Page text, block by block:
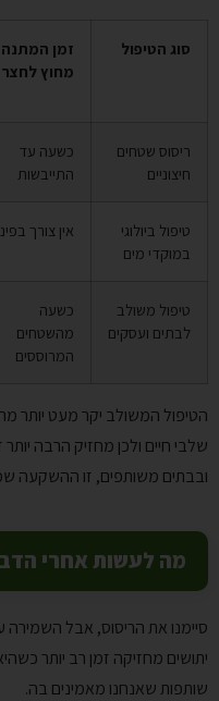
סוג הטיפול
זמן המתנה
מחוץ לחצר
ריסוס שטחים
חיצוניים
כשעה עד
התייבשות
טיפול ביולוגי
במוקדי מים
אין צורך
טיפול משולב
לבתים ועסקים
כשעה
מהשטחים
המרוססים
הטיפול המשולב יקר מעט יותר
שלבי חיים ולכן מחזיק הרבה
ובבתים משותפים, זו ההשקעה
מה לעשות אחרי
סיימנו את הריסוס, אבל
יתושים מחזיקה זמן רב יותר
שותפות שאנחנו מאמינים בה.